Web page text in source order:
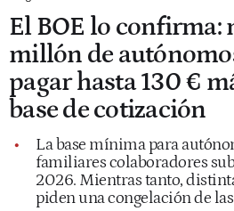
El BOE lo confirma:
millón de
pagar hasta 130 €
base de cotización
La base mínima para
familiares colaboradores
2026. Mientras tanto,
piden una congelación de las